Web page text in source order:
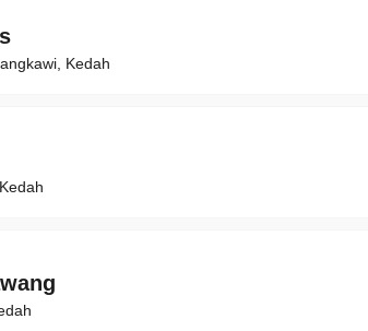
Kedah